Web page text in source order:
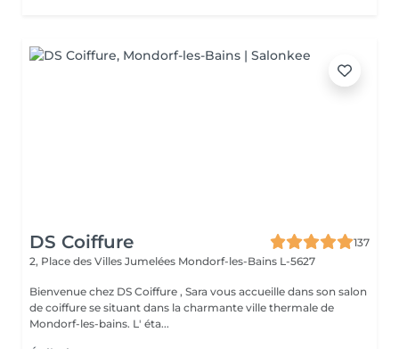
DS Coiffure
137
2, Place des Villes Jumelées Mondorf-les-Bains L-5627
Bienvenue chez DS Coiffure , Sara vous accueille dans son salon
de coiffure se situant dans la charmante ville thermale de
Mondorf-les-bains. L' éta...